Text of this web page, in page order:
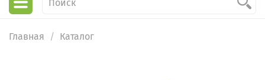
Главная Каталог